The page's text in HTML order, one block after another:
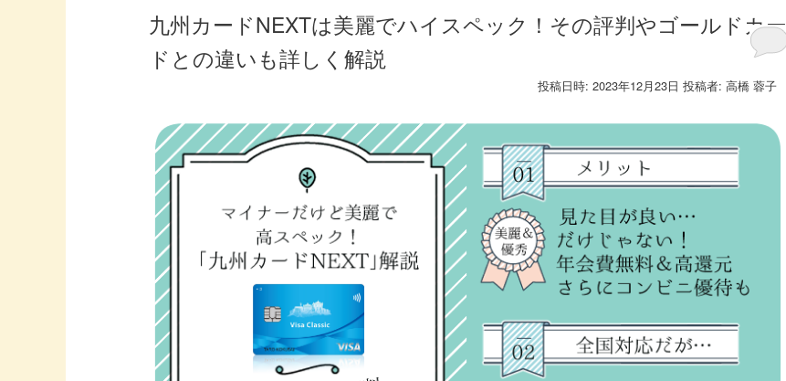
九州カードNEXTは美麗でハイスペック！その評判やゴールドカー
ドとの違いも詳しく解説
投稿日時:2023年12月23日 投稿者:高橋 蓉子